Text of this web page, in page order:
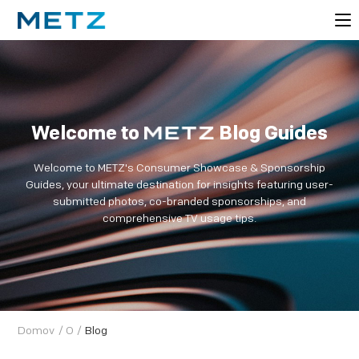
Welcome to Blog Guides
Welcome to METZ's Consumer Showcase & Sponsorship
Guides, your ultimate destination for insights featuring user-
submitted photos, co-branded sponsorships, and
comprehensive TV usage tips.
Domov / O / Blog